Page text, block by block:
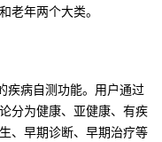
老年两个大类。
疾病自测功能。用户通过
分为健康、亚健康、有疾
、早期诊断、早期治疗等